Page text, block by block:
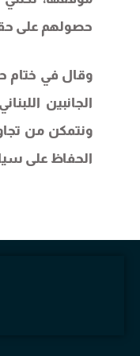
حصولهم على
وقال في ختام
الجانبين
ونتمكن من
الحفاظ على